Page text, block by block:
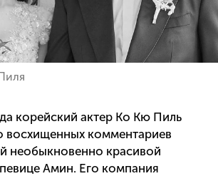
корейский актер Ко Кю Пиль
восхищенных комментариев
необыкновенно красивой
Амин. Его компания